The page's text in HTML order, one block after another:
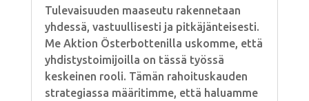
Tulevaisuuden maaseutu rakennetaan
yhdessä, vastuullisesti ja pitkäjänteisesti.
Me Aktion Österbottenilla uskomme, että
yhdistystoimijoilla on tässä työssä
keskeinen rooli. Tämän rahoituskauden
strategiassa määritimme, että haluamme